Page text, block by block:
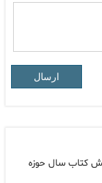
ارسال
کتاب سال حوزه